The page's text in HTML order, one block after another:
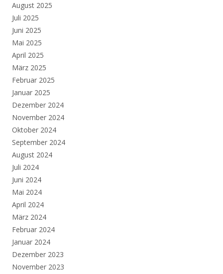
August 2025
Juli 2025
Juni 2025
Mai 2025
April 2025
März 2025
Februar 2025
Januar 2025
Dezember 2024
November 2024
Oktober 2024
September 2024
August 2024
Juli 2024
Juni 2024
Mai 2024
April 2024
März 2024
Februar 2024
Januar 2024
Dezember 2023
November 2023